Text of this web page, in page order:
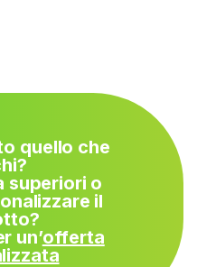
quello che
superiori o
il
un’offerta